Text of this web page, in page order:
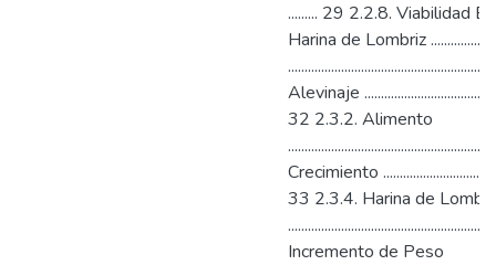
......... 29 2.2.8. Viabilidad
Harina de Lombriz
Alevinaje
32 2.3.2. Alimento
Crecimiento
33 2.3.4. Harina de
Incremento de Peso